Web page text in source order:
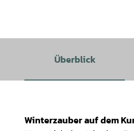
Überblick
Winterzauber auf dem